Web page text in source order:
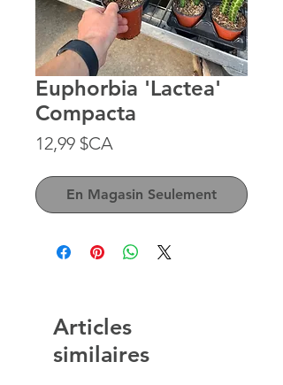
Euphorbia 'Lactea'
Compacta
12,99 $CA
En Magasin Seulement
Articles
similaires